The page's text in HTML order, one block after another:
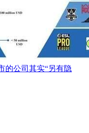
的公司其实“另有隐